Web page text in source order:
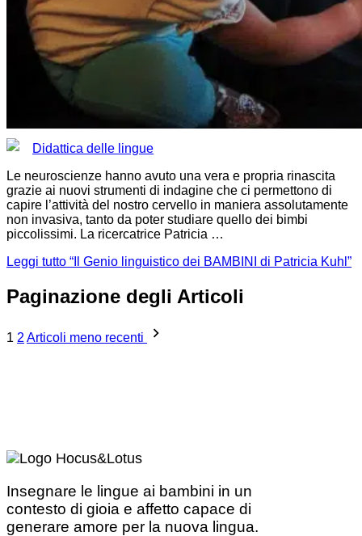
Didattica delle lingue
Le neuroscienze hanno avuto una vera e propria rinascita
grazie ai nuovi strumenti di indagine che ci permettono di
capire l’attività del nostro cervello in maniera assolutamente
non invasiva, tanto da poter studiare quello dei bimbi
piccolissimi. La ricercatrice Patricia …
Leggi tutto “Il Genio linguistico dei BAMBINI di Patricia Kuhl”
Paginazione degli Articoli
1 2 Articoli meno recenti
Insegnare le lingue ai bambini in un
contesto di gioia e affetto capace di
generare amore per la nuova lingua.